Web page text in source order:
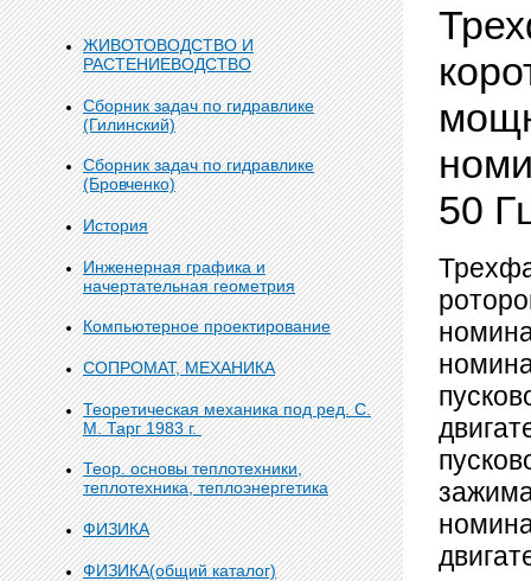
ЖИВОТОВОДСТВО И
РАСТЕНИЕВОДСТВО
Сборник задач по гидравлике
(Гилинский)
Сборник задач по гидравлике
(Бровченко)
История
Инженерная графика и
начертательная геометрия
Компьютерное проектирование
СОПРОМАТ, МЕХАНИКА
Теоретическая механика под ред. С.
М. Тарг 1983 г.
Теор. основы теплотехники,
теплотехника, теплоэнергетика
ФИЗИКА
ФИЗИКА(общий каталог)
50